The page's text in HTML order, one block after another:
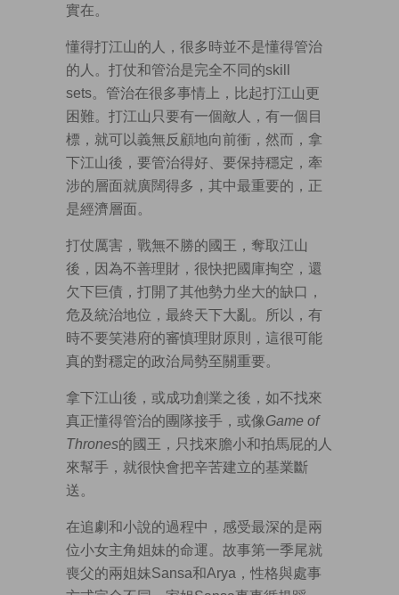
實在。
懂得打江山的人，很多時並不是懂得管治
的人。打仗和管治是完全不同的skill
sets。管治在很多事情上，比起打江山更
困難。打江山只要有一個敵人，有一個目
標，就可以義無反顧地向前衝，然而，拿
下江山後，要管治得好、要保持穩定，牽
涉的層面就廣闊得多，其中最重要的，正
是經濟層面。
打仗厲害，戰無不勝的國王，奪取江山
後，因為不善理財，很快把國庫掏空，還
欠下巨債，打開了其他勢力坐大的缺口，
危及統治地位，最終天下大亂。所以，有
時不要笑港府的審慎理財原則，這很可能
真的對穩定的政治局勢至關重要。
拿下江山後，或成功創業之後，如不找來
真正懂得管治的團隊接手，或像Game of
Thrones的國王，只找來膽小和拍馬屁的人
來幫手，就很快會把辛苦建立的基業斷
送。
在追劇和小說的過程中，感受最深的是兩
位小女主角姐妹的命運。故事第一季尾就
喪父的兩姐妹Sansa和Arya，性格與處事